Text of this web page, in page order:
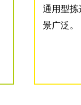
通用型
景广泛。